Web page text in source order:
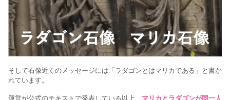
そして石像近くのメッセージには「ラダゴンとはマリカである」と書か
れています。
運営が公式のテキストで発表している以上、 マリカとラダゴンが同一人